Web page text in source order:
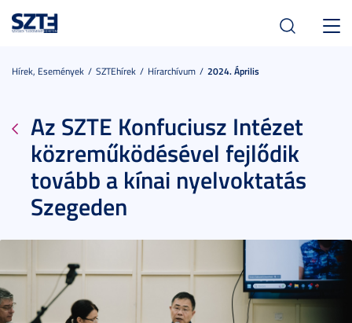
Hírek, Események SZTEhírek Hírarchívum 2024. Április
Az SZTE Konfuciusz Intézet
közreműködésével fejlődik
tovább a kínai nyelvoktatás
Szegeden